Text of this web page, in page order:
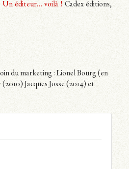
Un éditeur… voilà ! Cadex éditions,
du marketing : Lionel Bourg (en
Jacques Josse (2014) et